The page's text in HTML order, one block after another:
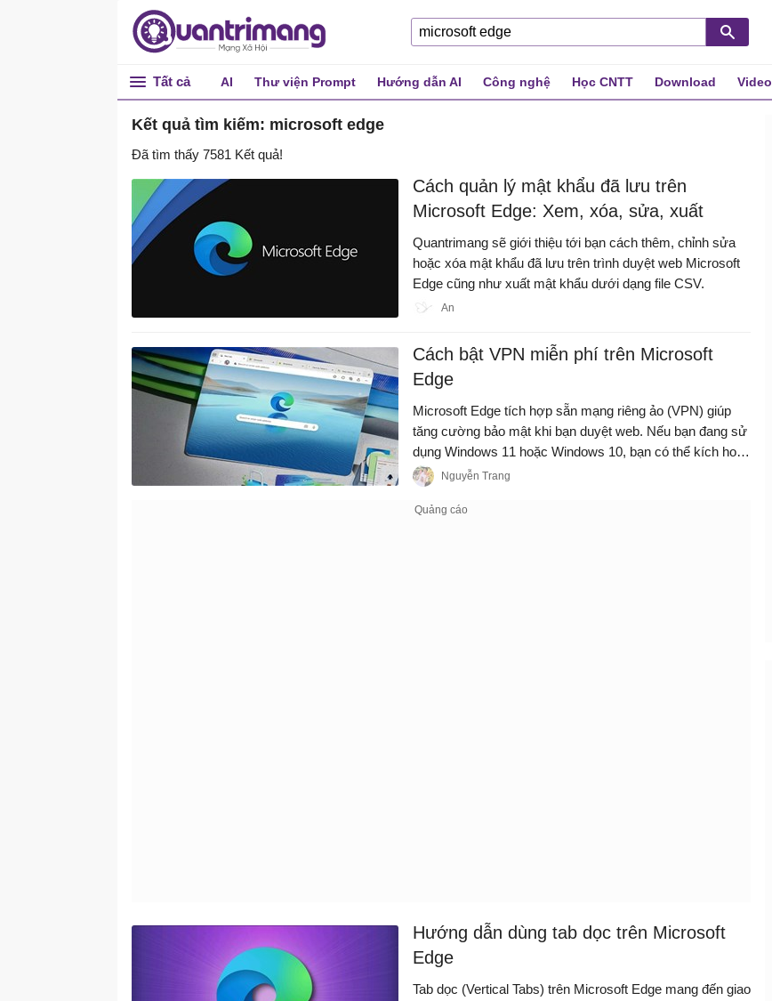
Tất cả AI Thư viện Prompt Hướng dẫn AI Công nghệ Học CNTT Download Video
Tiện ích Online
Kết quả tìm kiếm: microsoft edge
Đã tìm thấy 7581 Kết quả!
Cách quản lý mật khẩu đã lưu trên
Microsoft Edge: Xem, xóa, sửa, xuất
Quantrimang sẽ giới thiệu tới bạn cách thêm, chỉnh sửa
hoặc xóa mật khẩu đã lưu trên trình duyệt web Microsoft
Edge cũng như xuất mật khẩu dưới dạng file CSV.
An
Cách bật VPN miễn phí trên Microsoft
Edge
Microsoft Edge tích hợp sẵn mạng riêng ảo (VPN) giúp
tăng cường bảo mật khi bạn duyệt web. Nếu bạn đang sử
dụng Windows 11 hoặc Windows 10, bạn có thể kích hoạt
tính năng này trực tiếp.
Nguyễn Trang
Hướng dẫn dùng tab dọc trên Microsoft
Edge
Tab dọc (Vertical Tabs) trên Microsoft Edge mang đến giao